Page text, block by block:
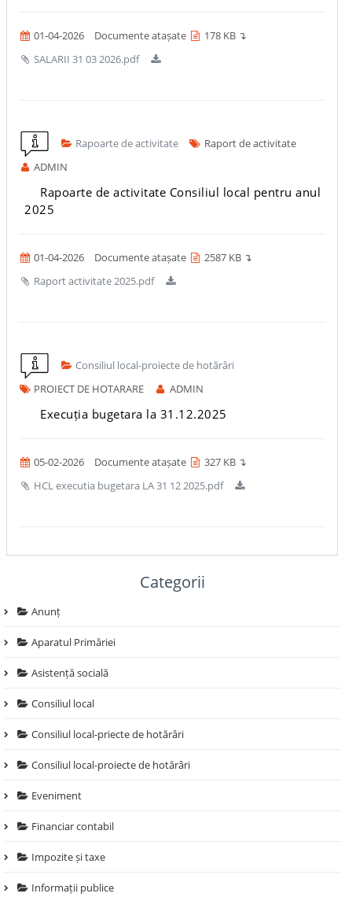
01-04-2026 Documente atașate
178 KB ↴
SALARII 31 03 2026.pdf
Rapoarte de activitate
Raport de activitate
ADMIN
Rapoarte de activitate Consiliul local pentru anul
2025
01-04-2026 Documente atașate
2587 KB ↴
Raport activitate 2025.pdf
Consiliul local-proiecte de hotărâri
PROIECT DE HOTARARE
ADMIN
Execuția bugetara la 31.12.2025
05-02-2026 Documente atașate
327 KB ↴
HCL executia bugetara LA 31 12 2025.pdf
Categorii
Anunț
Aparatul Primăriei
Asistență socială
Consiliul local
Consiliul local-priecte de hotărâri
Consiliul local-proiecte de hotărâri
Eveniment
Financiar contabil
Impozite și taxe
Informații publice